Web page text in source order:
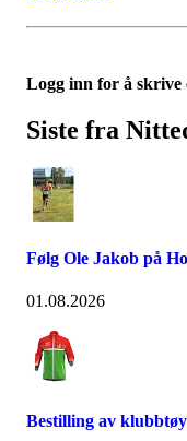
Logg inn for å skrive
Siste fra
Følg Ole Jakob på
01.08.2026
Bestilling av klubbtøy